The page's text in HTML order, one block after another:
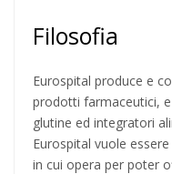
Filosofia
Eurospital produce e
prodotti farmaceutici,
glutine ed integratori
Eurospital vuole
in cui opera per poter